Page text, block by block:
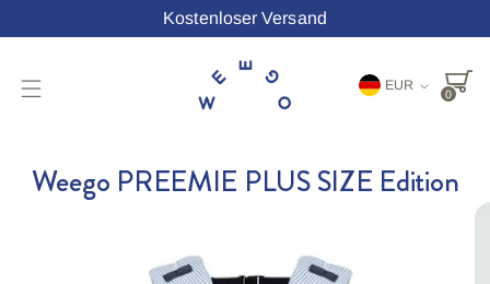
Kostenloser Versand
EUR
0
Weego PREEMIE PLUS SIZE Edition